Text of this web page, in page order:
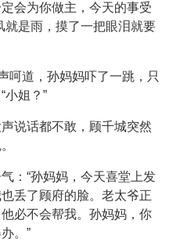
会为你做主，今天的事受
就是雨，摸了一把眼泪就要
呵道，孙妈妈吓了一跳，只
小姐？”
说话都不敢，顾千城突然
：“孙妈妈，今天喜堂上发
丢了顾府的脸。老太爷正
必不会帮我。孙妈妈，你
。”